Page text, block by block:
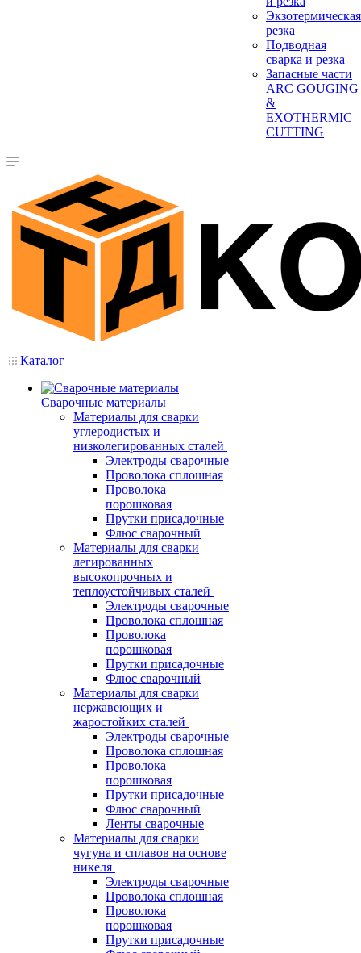
Экзотермическая
резка
Подводная
сварка и резка
Запасные части
ARC GOUGING
&
EXOTHERMIC
CUTTING
Каталог
Сварочные материалы
Материалы для сварки
углеродистых и
низколегированных сталей
Электроды сварочные
Проволока сплошная
Проволока
порошковая
Прутки присадочные
Флюс сварочный
Материалы для сварки
легированных
высокопрочных и
теплоустойчивых сталей
Электроды сварочные
Проволока сплошная
Проволока
порошковая
Прутки присадочные
Флюс сварочный
Материалы для сварки
нержавеющих и
жаростойких сталей
Электроды сварочные
Проволока сплошная
Проволока
порошковая
Прутки присадочные
Флюс сварочный
Ленты сварочные
Материалы для сварки
чугуна и сплавов на основе
никеля
Электроды сварочные
Проволока сплошная
Проволока
порошковая
Прутки присадочные